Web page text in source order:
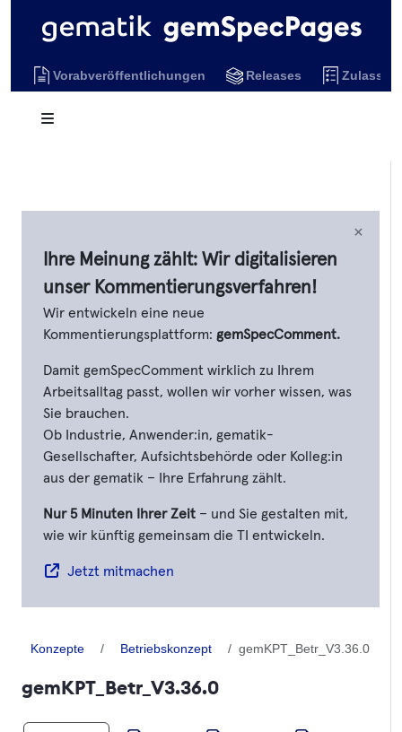
Vorabveröffentlichungen Releases
×
Ihre Meinung zählt: Wir digitalisieren
unser Kommentierungsverfahren!
Wir entwickeln eine neue
Kommentierungsplattform: gemSpecComment.
Damit gemSpecComment wirklich zu Ihrem
Arbeitsalltag passt, wollen wir vorher wissen, was
Sie brauchen.
Ob Industrie, Anwender:in, gematik-
Gesellschafter, Aufsichtsbehörde oder Kolleg:in
aus der gematik – Ihre Erfahrung zählt.
Nur 5 Minuten Ihrer Zeit – und Sie gestalten mit,
wie wir künftig gemeinsam die TI entwickeln.
Jetzt mitmachen
Konzepte Betriebskonzept gemKPT_Betr_V3.36.0
gemKPT_Betr_V3.36.0